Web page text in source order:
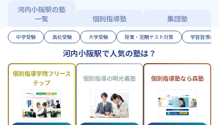
河内小阪駅の塾
一覧
個別指導塾 集団塾
中学受験 高校受験 大学受験 授業・定期テスト対策 学習習慣の
河内小阪駅で人気の塾は？
個別指導学院フリース
テップ
個別指導の明光義塾 個別指導塾なら森塾